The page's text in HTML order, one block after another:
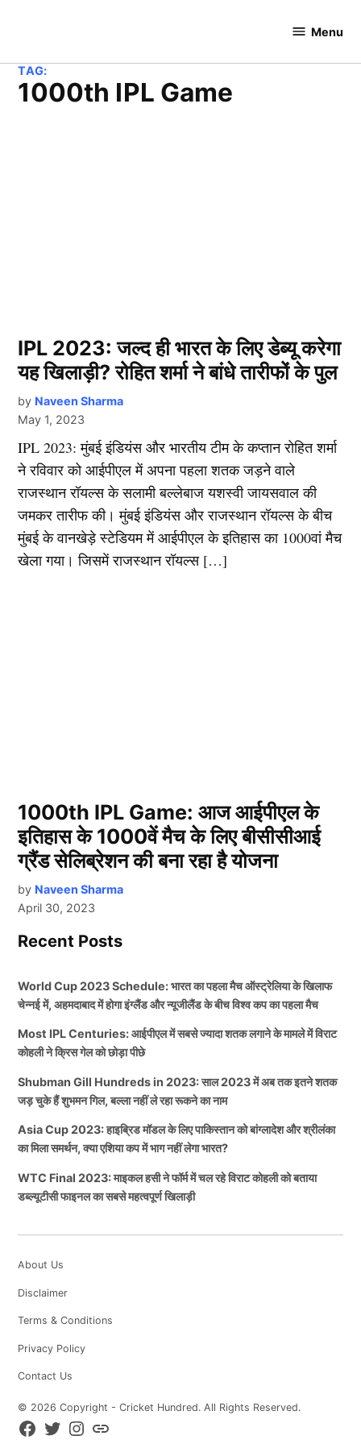
Hundred
Menu
TAG:
1000th IPL Game
IPL 2023: जल्द ही भारत के लिए डेब्यू करेगा
यह खिलाड़ी? रोहित शर्मा ने बांधे तारीफों के पुल
by Naveen Sharma
May 1, 2023
IPL 2023: मुंबई इंडियंस और भारतीय टीम के कप्तान रोहित शर्मा
ने रविवार को आईपीएल में अपना पहला शतक जड़ने वाले
राजस्थान रॉयल्स के सलामी बल्लेबाज यशस्वी जायसवाल की
जमकर तारीफ की। मुंबई इंडियंस और राजस्थान रॉयल्स के बीच
मुंबई के वानखेड़े स्टेडियम में आईपीएल के इतिहास का 1000वां मैच
खेला गया। जिसमें राजस्थान रॉयल्स […]
1000th IPL Game: आज आईपीएल के
इतिहास के 1000वें मैच के लिए बीसीसीआई
ग्रैंड सेलिब्रेशन की बना रहा है योजना
by Naveen Sharma
April 30, 2023
Recent Posts
World Cup 2023 Schedule: भारत का पहला मैच ऑस्ट्रेलिया के खिलाफ
चेन्नई में, अहमदाबाद में होगा इंग्लैंड और न्यूजीलैंड के बीच विश्व कप का पहला मैच
Most IPL Centuries: आईपीएल में सबसे ज्यादा शतक लगाने के मामले में विराट
कोहली ने क्रिस गेल को छोड़ा पीछे
Shubman Gill Hundreds in 2023: साल 2023 में अब तक इतने शतक
जड़ चुके हैं शुभमन गिल, बल्ला नहीं ले रहा रूकने का नाम
Asia Cup 2023: हाइब्रिड मॉडल के लिए पाकिस्तान को बांग्लादेश और श्रीलंका
का मिला समर्थन, क्या एशिया कप में भाग नहीं लेगा भारत?
WTC Final 2023: माइकल हसी ने फॉर्म में चल रहे विराट कोहली को बताया
डब्ल्यूटीसी फाइनल का सबसे महत्वपूर्ण खिलाड़ी
About Us
Disclaimer
Terms & Conditions
Privacy Policy
Contact Us
© 2026 Copyright - Cricket Hundred. All Rights Reserved.
FacebookTwitterInstagram
Koo